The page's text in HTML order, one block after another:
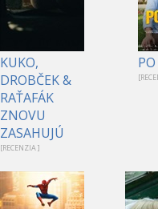
KUKO,
DROBČEK &
RAŤAFÁK
ZNOVU
ZASAHUJÚ
[RECENZIA ]